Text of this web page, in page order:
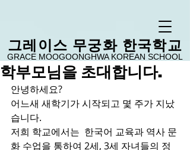
​그레이스 무궁화 한국학교
GRACE MOOGOONGHWA KOREAN SCHOOL
학부모님을 초대합니다.
안녕하세요?
어느새 새학기가 시작되고 몇 주가 지났
습니다.
저희 학교에서는  한국어 교육과 역사 문
화 수업을 통하여 2세, 3세 자녀들의 정